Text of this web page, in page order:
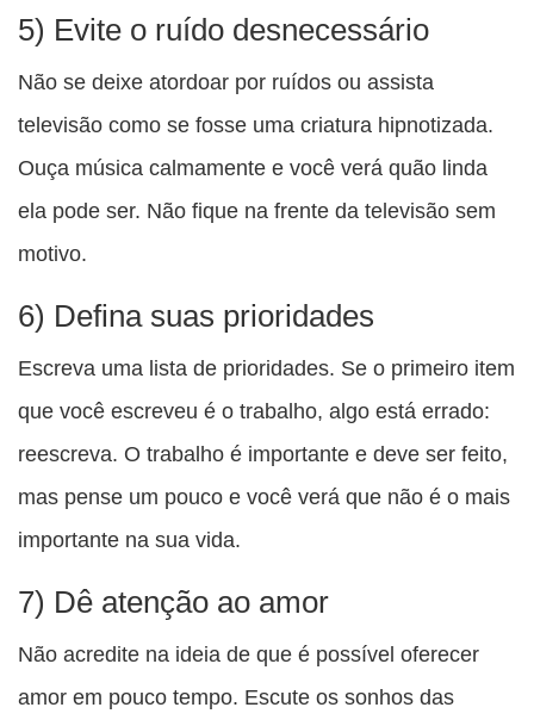
5) Evite o ruído desnecessário
Não se deixe atordoar por ruídos ou assista
televisão como se fosse uma criatura hipnotizada.
Ouça música calmamente e você verá quão linda
ela pode ser. Não fique na frente da televisão sem
motivo.
6) Defina suas prioridades
Escreva uma lista de prioridades. Se o primeiro item
que você escreveu é o trabalho, algo está errado:
reescreva. O trabalho é importante e deve ser feito,
mas pense um pouco e você verá que não é o mais
importante na sua vida.
7) Dê atenção ao amor
Não acredite na ideia de que é possível oferecer
amor em pouco tempo. Escute os sonhos das